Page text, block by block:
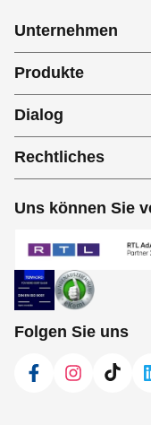
Unternehmen
Produkte
Dialog
Rechtliches
Uns können Sie
Folgen Sie uns